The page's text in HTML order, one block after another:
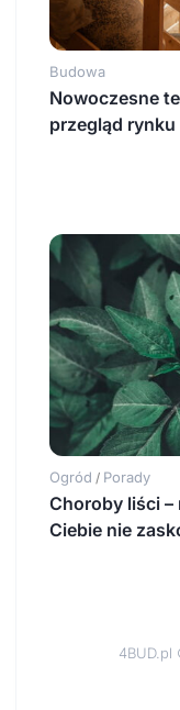
Budowa
Nowoczesne
przegląd rynku
Ogród / Porady
Choroby liści –
Ciebie nie
4BUD.pl